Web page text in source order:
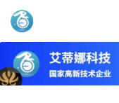
艾蒂娜科技